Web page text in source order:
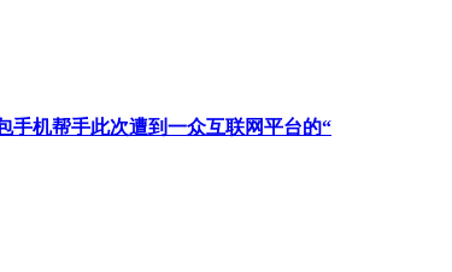
手机帮手此次遭到一众互联网平台的“